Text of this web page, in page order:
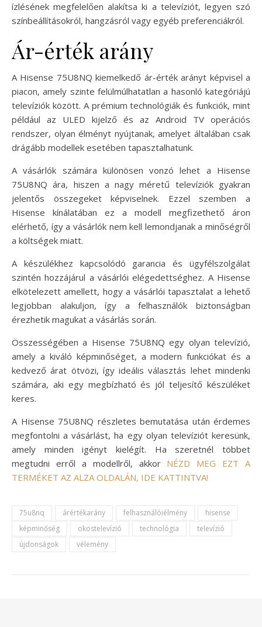
ízlésének megfelelően alakítsa ki a televíziót, legyen szó
színbeállításokról, hangzásról vagy egyéb preferenciákról.
Ár-érték arány
A Hisense 75U8NQ kiemelkedő ár-érték arányt képvisel a
piacon, amely szinte felülmúlhatatlan a hasonló kategóriájú
televíziók között. A prémium technológiák és funkciók, mint
például az ULED kijelző és az Android TV operációs
rendszer, olyan élményt nyújtanak, amelyet általában csak
drágább modellek esetében tapasztalhatunk.
A vásárlók számára különösen vonzó lehet a Hisense
75U8NQ ára, hiszen a nagy méretű televíziók gyakran
jelentős összegeket képviselnek. Ezzel szemben a
Hisense kínálatában ez a modell megfizethető áron
elérhető, így a vásárlók nem kell lemondjanak a minőségről
a költségek miatt.
A készülékhez kapcsolódó garancia és ügyfélszolgálat
szintén hozzájárul a vásárlói elégedettséghez. A Hisense
elkötelezett amellett, hogy a vásárlói tapasztalat a lehető
legjobban alakuljon, így a felhasználók biztonságban
érezhetik magukat a vásárlás során.
Összességében a Hisense 75U8NQ egy olyan televízió,
amely a kiváló képminőséget, a modern funkciókat és a
kedvező árat ötvözi, így ideális választás lehet mindenki
számára, aki egy megbízható és jól teljesítő készüléket
keres.
A Hisense 75U8NQ részletes bemutatása után érdemes
megfontolni a vásárlást, ha egy olyan televíziót keresünk,
amely minden igényt kielégít. Ha szeretnél többet
megtudni erről a modellről, akkor NÉZD MEG EZT A
TERMÉKET AZ ALZA OLDALÁN, IDE KATTINTVA!
75u8nq árértékarány felhasználóiélmény
hisense
képminőség
okostelevízió technológia
televízió
újdonságok
vélemény